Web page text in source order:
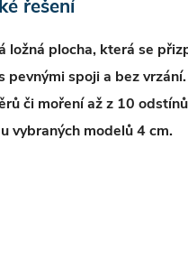
řešení
ložná plocha, která se
pevnými spoji a bez vrzání.
či moření až z 10
vybraných modelů 4 cm.